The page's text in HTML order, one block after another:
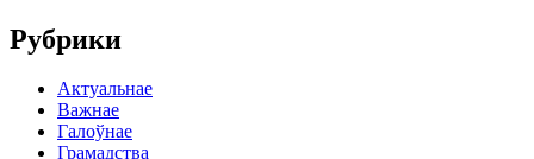
Рубрики
Актуальнае
Важнае
Галоўнае
Грамадства